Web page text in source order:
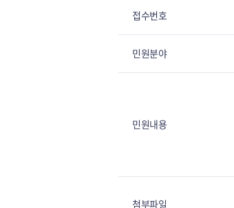
접수번호
민원분야
민원내용
첨부파일